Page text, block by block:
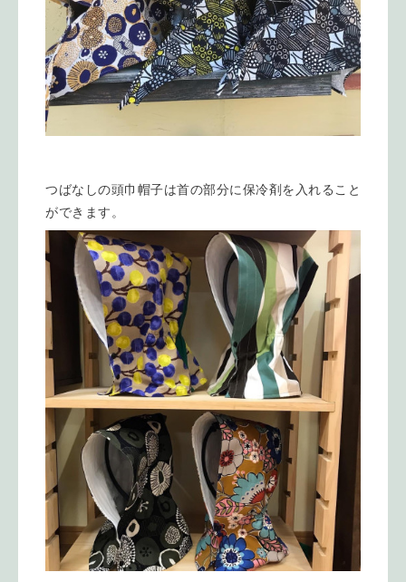
つばなしの頭巾帽子は首の部分に保冷剤を入れること
ができます。